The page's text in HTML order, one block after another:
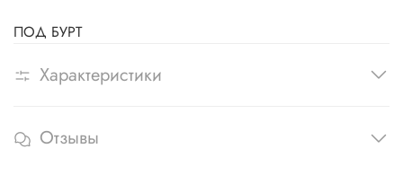
ПОД БУРТ
Характеристики
Отзывы